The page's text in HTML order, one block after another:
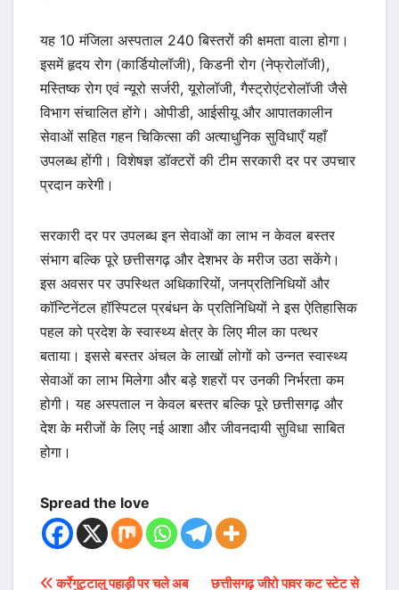
यह 10 मंजिला अस्पताल 240 बिस्तरों की क्षमता वाला होगा।
इसमें हृदय रोग (कार्डियोलॉजी), किडनी रोग (नेफ्रोलॉजी),
मस्तिष्क रोग एवं न्यूरो सर्जरी, यूरोलॉजी, गैस्ट्रोएंटरोलॉजी जैसे
विभाग संचालित होंगे। ओपीडी, आईसीयू और आपातकालीन
सेवाओं सहित गहन चिकित्सा की अत्याधुनिक सुविधाएँ यहाँ
उपलब्ध होंगी। विशेषज्ञ डॉक्टरों की टीम सरकारी दर पर उपचार
प्रदान करेगी।
सरकारी दर पर उपलब्ध इन सेवाओं का लाभ न केवल बस्तर
संभाग बल्कि पूरे छत्तीसगढ़ और देशभर के मरीज उठा सकेंगे।
इस अवसर पर उपस्थित अधिकारियों, जनप्रतिनिधियों और
कॉन्टिनेंटल हॉस्पिटल प्रबंधन के प्रतिनिधियों ने इस ऐतिहासिक
पहल को प्रदेश के स्वास्थ्य क्षेत्र के लिए मील का पत्थर
बताया। इससे बस्तर अंचल के लाखों लोगों को उन्नत स्वास्थ्य
सेवाओं का लाभ मिलेगा और बड़े शहरों पर उनकी निर्भरता कम
होगी। यह अस्पताल न केवल बस्तर बल्कि पूरे छत्तीसगढ़ और
देश के मरीजों के लिए नई आशा और जीवनदायी सुविधा साबित
होगा।
Spread the love
छत्तीसगढ़ जीरो पावर कट स्टेट से
कर्रेगुट्टालु पहाड़ी पर चले अब